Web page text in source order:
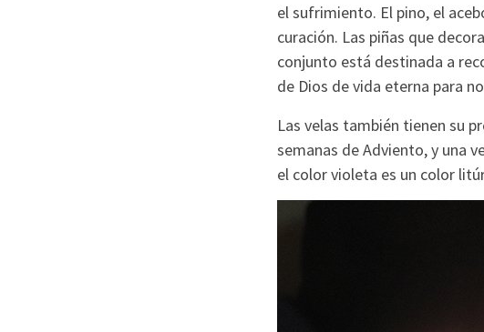
el sufrimiento. El pino, el
curación. Las piñas que
conjunto está destinada a
de Dios de vida eterna para
Las velas también tienen su
semanas de Adviento, y una
el color violeta es un color